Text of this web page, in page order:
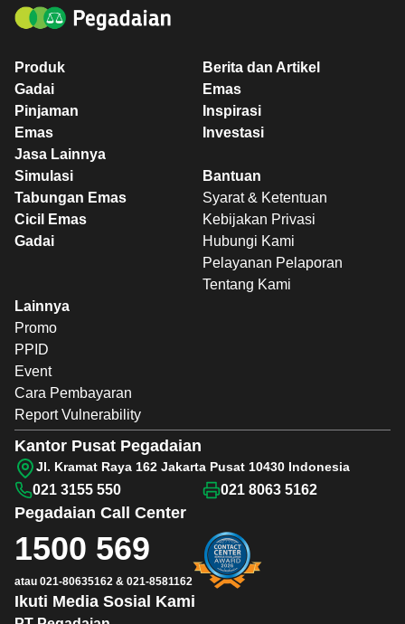
Produk
Gadai
Pinjaman
Emas
Jasa Lainnya
Berita dan Artikel
Emas
Inspirasi
Investasi
Simulasi
Tabungan Emas
Cicil Emas
Gadai
Bantuan
Syarat & Ketentuan
Kebijakan Privasi
Hubungi Kami
Pelayanan Pelaporan
Tentang Kami
Lainnya
Promo
PPID
Event
Cara Pembayaran
Report Vulnerability
Ikuti Media Sosial Kami
Pegadaian Call Center
1500 569
atau 021-80635162 & 021-8581162
Kantor Pusat Pegadaian
Jl. Kramat Raya 162 Jakarta Pusat 10430 Indonesia
021 3155 550 021 8063 5162